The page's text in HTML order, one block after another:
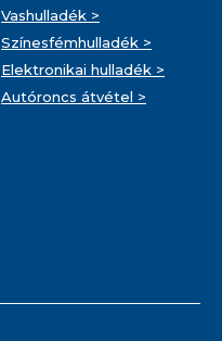
Vashulladék >
Színesfémhulladék >
Elektronikai hulladék >
Autóroncs átvétel >